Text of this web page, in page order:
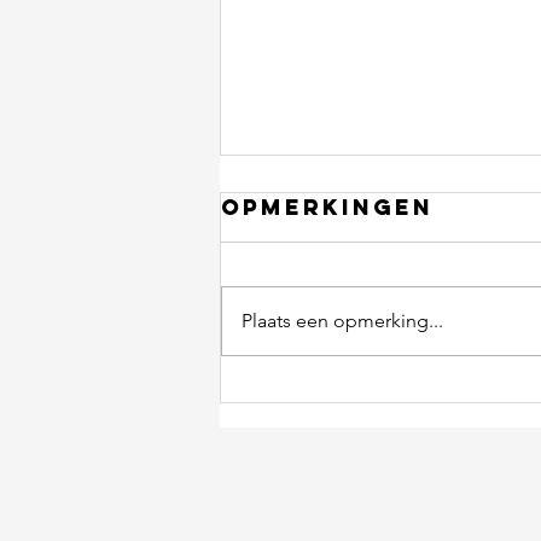
Ik mis de
Opmerkingen
Plaats een opmerking...